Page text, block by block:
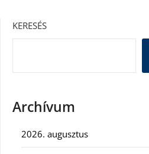
KERESÉS
Archívum
2026. augusztus